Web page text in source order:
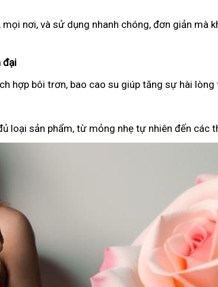
nơi, và sử dụng nhanh chóng, đơn giản mà
đại
hợp bôi trơn, bao cao su giúp tăng sự hài
loại sản phẩm, từ mỏng nhẹ tự nhiên đến các